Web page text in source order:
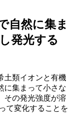
自然に集ま
発光する
土類イオンと有機
に集まって小さな
その発光強度が溶
て変化することを